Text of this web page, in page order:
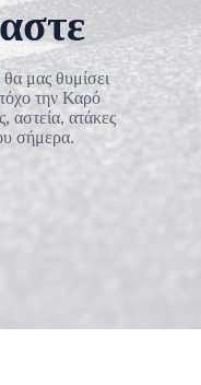
μας θυμίσει
την Καρό
αστεία, ατάκες
σήμερα.